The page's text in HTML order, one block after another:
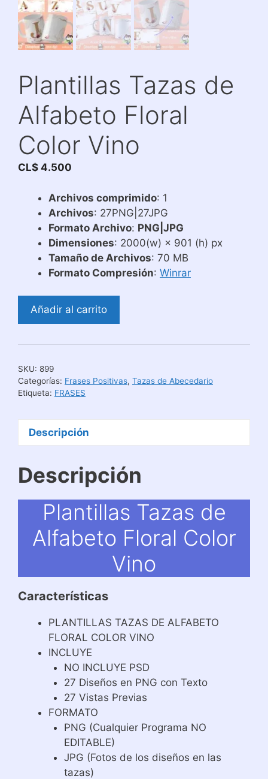
Plantillas Tazas de
Alfabeto Floral
Color Vino
CL$ 4.500
Archivos comprimido: 1
Archivos: 27PNG|27JPG
Formato Archivo: PNG|JPG
Dimensiones: 2000(w) × 901 (h) px
Tamaño de Archivos: 70 MB
Formato Compresión: Winrar
Plantillas
Tazas
Alfabeto
Color
Vino
Añadir al carrito
SKU: 899
Categorías: Frases Positivas, Tazas de Abecedario
Etiqueta: FRASES
Descripción
Descripción
Plantillas Tazas de
Alfabeto Floral Color
Vino
Características
PLANTILLAS TAZAS DE ALFABETO
FLORAL COLOR VINO
INCLUYE
NO INCLUYE PSD
27 Diseños en PNG con Texto
27 Vistas Previas
FORMATO
PNG (Cualquier Programa NO
EDITABLE)
JPG (Fotos de los diseños en las
tazas)